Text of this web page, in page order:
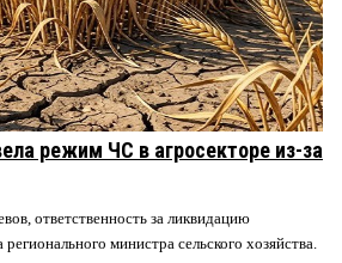
режим ЧС в агросекторе из-за
ответственность за ликвидацию
министра сельского хозяйства.